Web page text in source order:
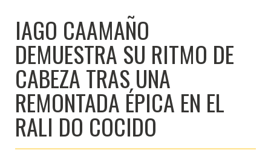
IAGO CAAMAÑO
DEMUESTRA SU RITMO DE
CABEZA TRAS UNA
REMONTADA ÉPICA EN EL
RALI DO COCIDO